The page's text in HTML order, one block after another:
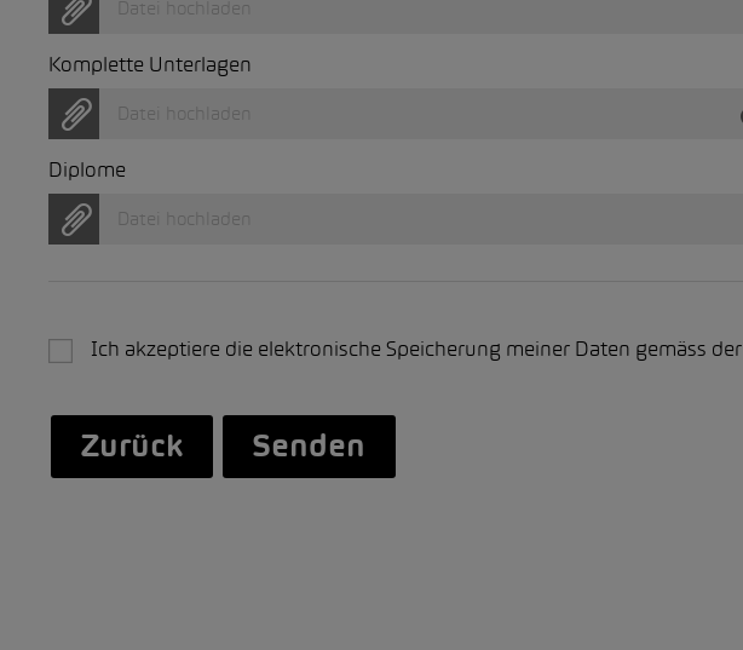
Datei hochladen
Komplette Unterlagen
Datei hochladen
Diplome
Datei hochladen
Ich akzeptiere die elektronische Speicherung meiner Daten gemäss der
Zurück Senden